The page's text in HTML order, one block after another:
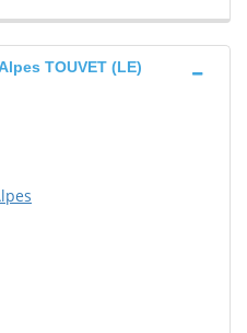
TOUVET (LE)